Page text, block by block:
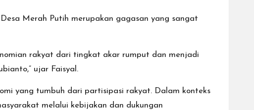
Merah Putih merupakan gagasan yang sangat
rakyat dari tingkat akar rumput dan menjadi
ujar Faisyal.
yang tumbuh dari partisipasi rakyat. Dalam konteks
melalui kebijakan dan dukungan